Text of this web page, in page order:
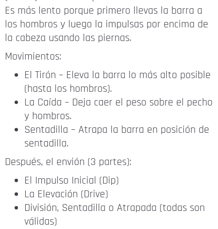
Es más lento porque primero llevas la barra a
los hombros y luego la impulsas por encima de
la cabeza usando las piernas.
Movimientos:
El Tirón – Eleva la barra lo más alto posible
(hasta los hombros).
La Caída – Deja caer el peso sobre el pecho
y hombros.
Sentadilla – Atrapa la barra en posición de
sentadilla.
Después, el envión (3 partes):
El Impulso Inicial (Dip)
La Elevación (Drive)
División, Sentadilla o Atrapada (todas son
válidas)